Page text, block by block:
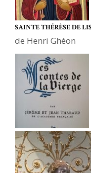
SAINTE THÉRÈSE DE
de Henri Ghéon